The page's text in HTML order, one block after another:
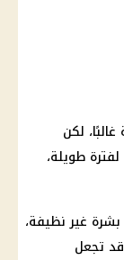
لكن
طويلة،
غير نظيفة،
تجعل